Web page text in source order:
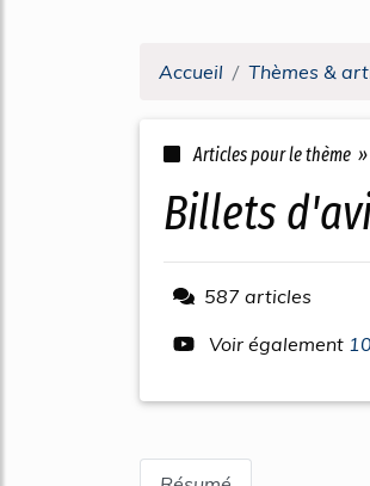
Accueil Thèmes &
Articles pour le thème »
billets
587 articles
Voir également